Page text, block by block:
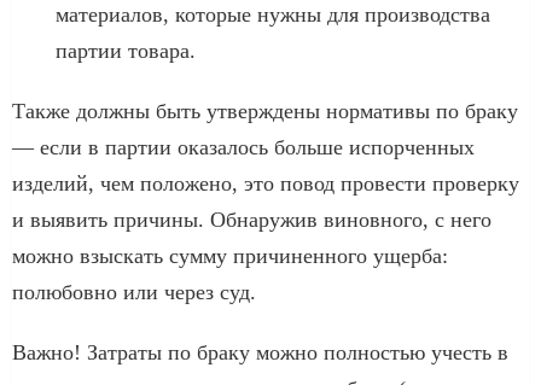
материалов, которые нужны для производства
партии товара.
Также должны быть утверждены нормативы по браку
— если в партии оказалось больше испорченных
изделий, чем положено, это повод провести проверку
и выявить причины. Обнаружив виновного, с него
можно взыскать сумму причиненного ущерба:
полюбовно или через суд.
Важно! Затраты по браку можно полностью учесть в